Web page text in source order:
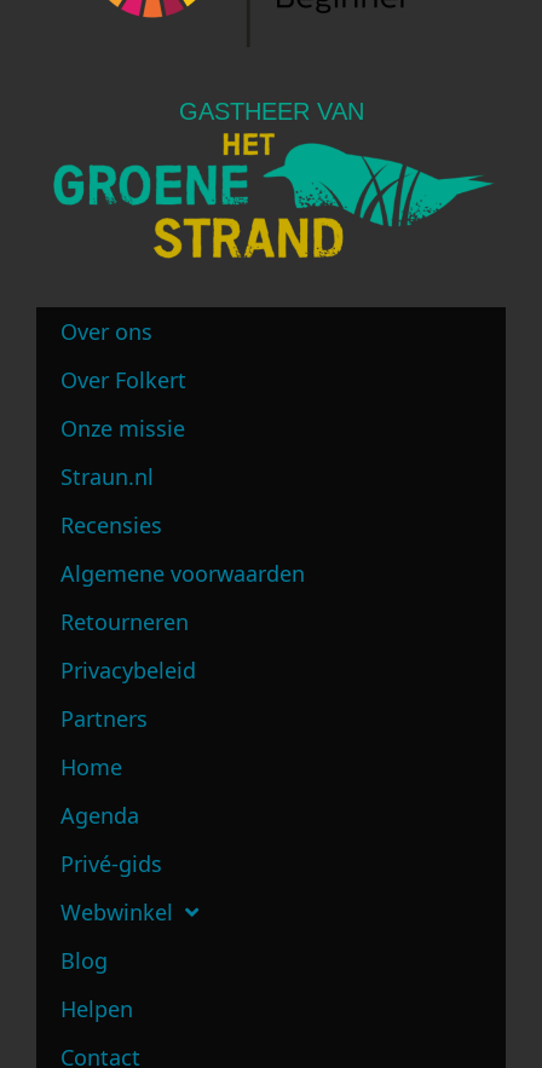
GASTHEER VAN
Over ons
Over Folkert
Onze missie
Straun.nl
Recensies
Algemene voorwaarden
Retourneren
Privacybeleid
Partners
Home
Agenda
Privé-gids
Webwinkel
Blog
Helpen
Contact